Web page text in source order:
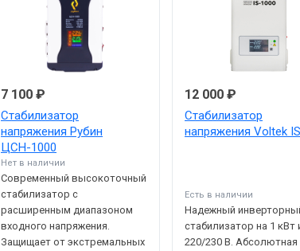
7 100 ₽
Стабилизатор
напряжения Рубин
ЦСН-1000
Нет в наличии
Современный высокоточный
стабилизатор с
расширенным диапазоном
входного напряжения.
Защищает от экстремальных
12 000 ₽
Стабилизатор
напряжения Voltek
Есть в наличии
Надежный
стабилизатор на 1 кВт
220/230 В. Абсолютная